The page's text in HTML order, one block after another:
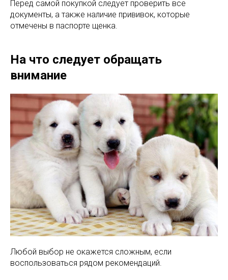
Перед самой покупкой следует проверить все
документы, а также наличие прививок, которые
отмечены в паспорте щенка.
На что следует обращать
внимание
Любой выбор не окажется сложным, если
воспользоваться рядом рекомендаций.